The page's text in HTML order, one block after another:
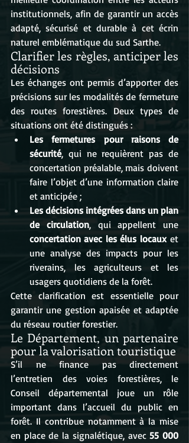
institutionnels, afin de garantir un accès
adapté, sécurisé et durable à cet écrin
naturel emblématique du sud Sarthe.
Clarifier les règles, anticiper les
décisions
Les échanges ont permis d’apporter des
précisions sur les modalités de fermeture
des routes forestières. Deux types de
situations ont été distingués :
Les fermetures pour raisons de
sécurité, qui ne requièrent pas de
concertation préalable, mais doivent
faire l’objet d’une information claire
et anticipée ;
Les décisions intégrées dans un plan
de circulation
concertation avec les élus locaux et
une analyse des impacts pour les
riverains, les agriculteurs et les
usagers quotidiens de la forêt.
Cette clarification est essentielle pour
garantir une gestion apaisée et adaptée
du réseau routier forestier.
Le Département, un partenaire
pour la valorisation touristique
S’il ne finance pas directement
l’entretien des voies forestières, le
Conseil départemental joue un rôle
important dans l’accueil du public en
forêt. Il contribue notamment à la mise
en place de la signalétique, avec 55 000